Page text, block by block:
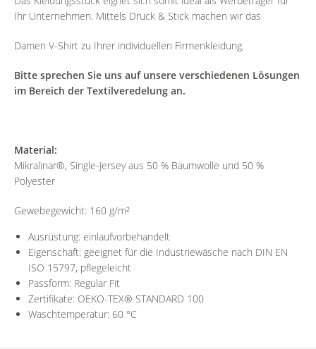
Ihr Unternehmen. Mittels Druck & Stick machen wir das
Damen V-Shirt zu Ihrer individuellen Firmenkleidung.
Bitte sprechen Sie uns auf unsere verschiedenen Lösungen
im Bereich der Textilveredelung an.
Material:
Mikralinar®, Single-Jersey aus 50 % Baumwolle und 50 %
Polyester
Gewebegewicht: 160 g/m²
Ausrüstung: einlaufvorbehandelt
Eigenschaft: geeignet für die Industriewäsche nach DIN EN
ISO 15797, pflegeleicht
Passform: Regular Fit
Zertifikate: OEKO-TEX® STANDARD 100
Waschtemperatur: 60 °C